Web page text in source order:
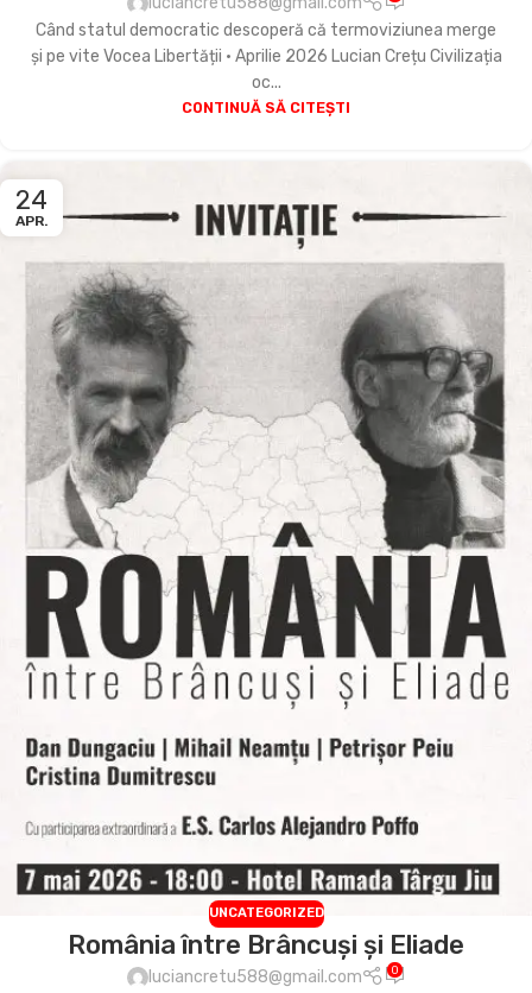
Când statul democratic descoperă că termoviziunea merge
și pe vite Vocea Libertății • Aprilie 2026 Lucian Crețu Civilizația
oc...
CONTINUĂ SĂ CITEȘTI
24
APR.
UNCATEGORIZED
România între Brâncuși și Eliade
luciancretu588@gmail.com 0